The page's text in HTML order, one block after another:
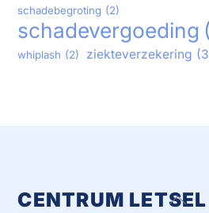
schadebegroting (2)
schadevergoeding
whiplash (2) ziekteverzekering
Back
CENTRUM